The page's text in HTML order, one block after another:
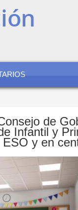
de
Infantil y
y en